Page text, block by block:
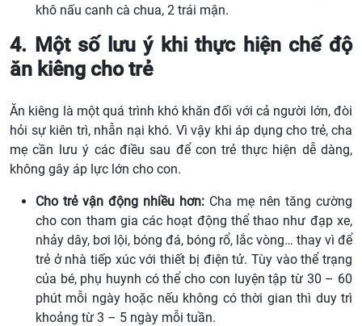
khô nấu canh cà chua, 2 trái mận.
4. Một số lưu ý khi thực hiện chế độ
ăn kiêng cho trẻ
Ăn kiêng là một quá trình khó khăn đối với cả người lớn, đòi
hỏi sự kiên trì, nhẫn nại khó. Vì vậy khi áp dụng cho trẻ, cha
mẹ cần lưu ý các điều sau để con trẻ thực hiện dễ dàng,
không gây áp lực lớn cho con.
Cho trẻ vận động nhiều hơn: Cha mẹ nên tăng cường
cho con tham gia các hoạt động thể thao như đạp xe,
nhảy dây, bơi lội, bóng đá, bóng rổ, lắc vòng… thay vì để
trẻ ở nhà tiếp xúc với thiết bị điện tử. Tùy vào thể trạng
của bé, phụ huynh có thể cho con luyện tập từ 30 – 60
phút mỗi ngày hoặc nếu không có thời gian thì duy trì
khoảng từ 3 – 5 ngày mỗi tuần.